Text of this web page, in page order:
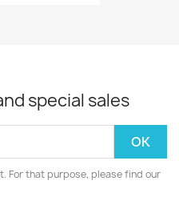
special sales
For that purpose, please find our